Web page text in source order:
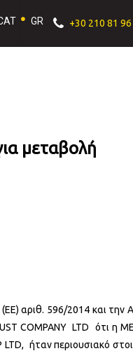
GR +30 210 81
μεταβολή
αριθ. 596/2014 και την
COMPANY LTD ότι η
ήταν περιουσιακό